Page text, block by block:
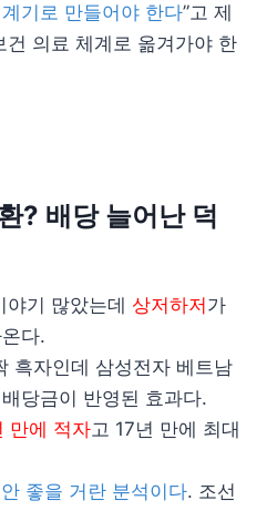
기로 만들어야 한다”고 제
건 의료 체계로 옮겨가야 한
? 배당 늘어난 덕
기 많았는데 상저하저 가
다.
흑자인데 삼성전자 베트남
당금이 반영된 효과다.
만에 적자고 17년 만에 최대
좋을 거란 분석이다. 조선